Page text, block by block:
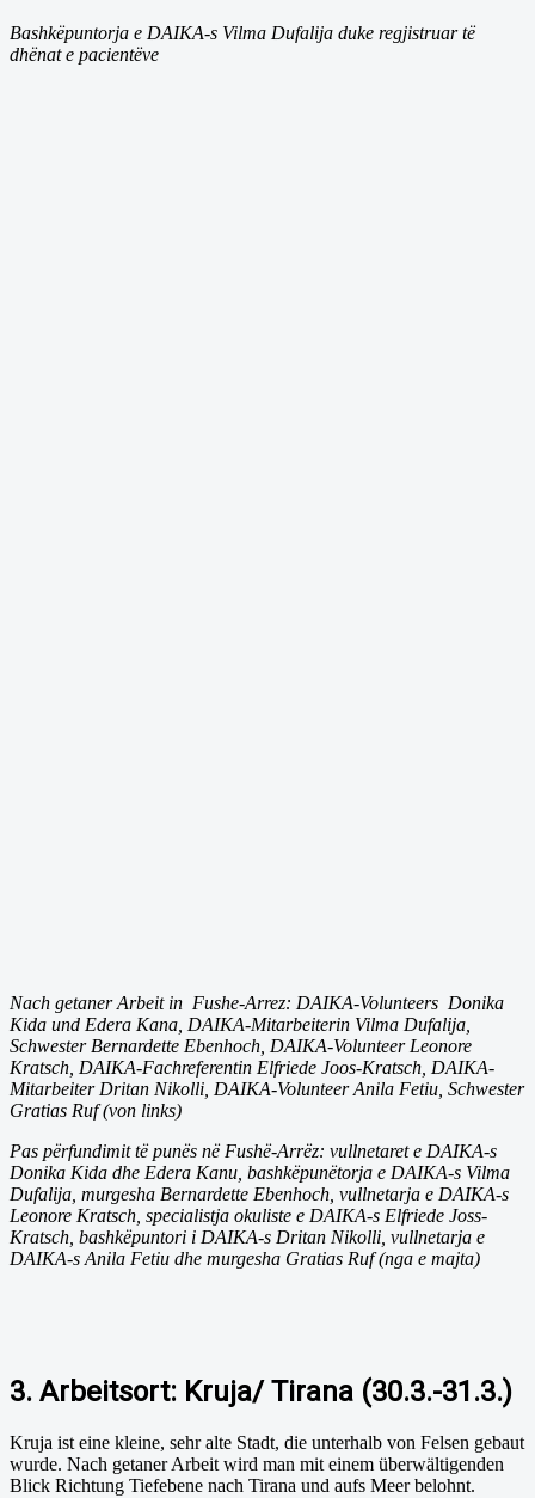
Bashkëpuntorja e DAIKA-s Vilma Dufalija duke regjistruar të
dhënat e pacientëve
Nach getaner Arbeit in Fushe-Arrez: DAIKA-Volunteers Donika
Kida und Edera Kana, DAIKA-Mitarbeiterin Vilma Dufalija,
Schwester Bernardette Ebenhoch, DAIKA-Volunteer Leonore
Kratsch, DAIKA-Fachreferentin Elfriede Joos-Kratsch, DAIKA-
Mitarbeiter Dritan Nikolli, DAIKA-Volunteer Anila Fetiu, Schwester
Gratias Ruf (von links)
Pas përfundimit të punës në Fushë-Arrëz: vullnetaret e DAIKA-s
Donika Kida dhe Edera Kanu, bashkëpunëtorja e DAIKA-s Vilma
Dufalija, murgesha Bernardette Ebenhoch, vullnetarja e DAIKA-s
Leonore Kratsch, specialistja okuliste e DAIKA-s Elfriede Joss-
Kratsch, bashkëpuntori i DAIKA-s Dritan Nikolli, vullnetarja e
DAIKA-s Anila Fetiu dhe murgesha Gratias Ruf (nga e majta)
3. Arbeitsort: Kruja/ Tirana (30.3.-31.3.)
Kruja ist eine kleine, sehr alte Stadt, die unterhalb von Felsen gebaut
wurde. Nach getaner Arbeit wird man mit einem überwältigenden
Blick Richtung Tiefebene nach Tirana und aufs Meer belohnt.